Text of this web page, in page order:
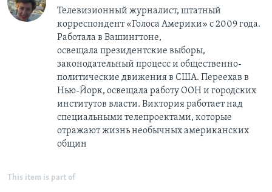
Телевизионный журналист, штатный
корреспондент «Голоса Америки» с 2009 года.
Работала в Вашингтоне,
освещала президентские выборы,
законодательный процесс и общественно-
политические движения в США. Переехав в
Нью-Йорк, освещала работу ООН и городских
институтов власти. Виктория работает над
специальными телепроектами, которые
отражают жизнь необычных американских
общин
This item is part of